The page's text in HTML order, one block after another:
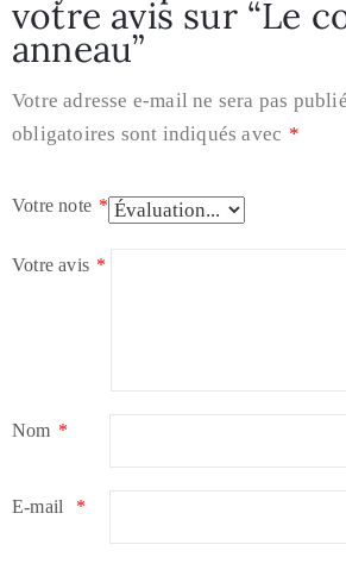
votre avis sur “Le
anneau”
Votre adresse e-mail ne sera pas
obligatoires sont indiqués avec *
Votre note *
Votre avis *
Nom *
E-mail *